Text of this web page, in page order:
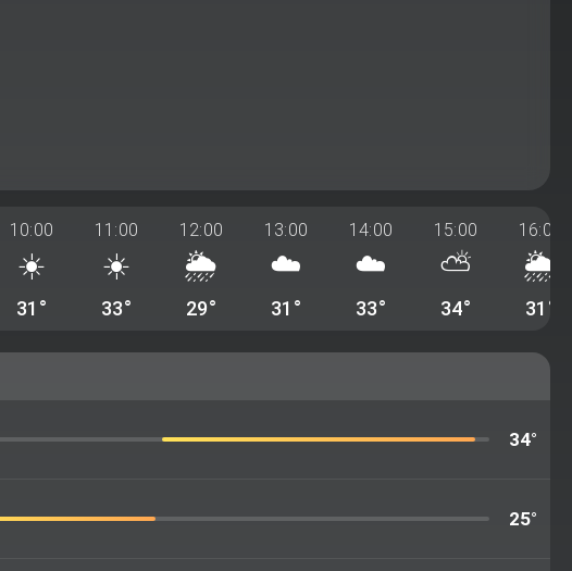
10:00
☀️
31°
11:00
☀️
33°
12:00
🌦️
29°
13:00
☁️
31°
14:00
☁️
33°
15:00
⛅
34°
16:00
🌦️
31°
34°
25°